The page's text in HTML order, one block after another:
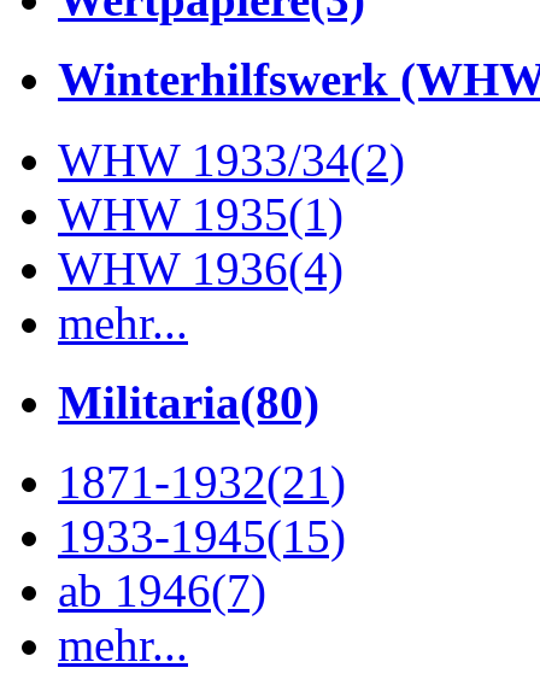
Winterhilfswerk
WHW 1933/34(2)
WHW 1935(1)
WHW 1936(4)
mehr...
Militaria(80)
1871-1932(21)
1933-1945(15)
ab 1946(7)
mehr...